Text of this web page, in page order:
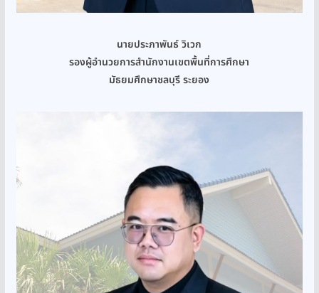
นายประภาพันธ์ วิเวก
รองผู้อำนวยการสำนักงานเขตพื้นที่การศึกษา
มัธยมศึกษาชลบุรี ระยอง